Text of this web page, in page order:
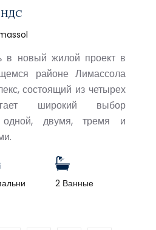
в новый жилой проект в
районе Лимассола
состоящий из четырех
широкий выбор
одной, двумя, тремя и
2 Ванные